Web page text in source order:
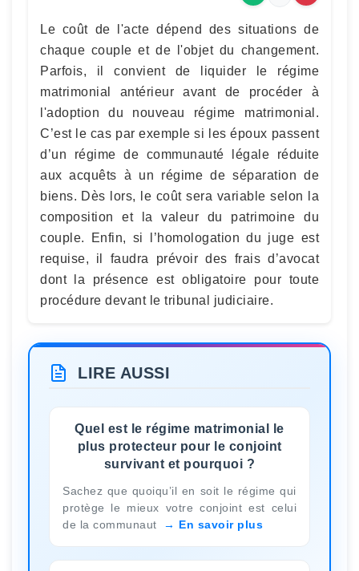
Le coût de l'acte dépend des situations de
chaque couple et de l'objet du changement.
Parfois, il convient de liquider le régime
matrimonial antérieur avant de procéder à
l'adoption du nouveau régime matrimonial.
C’est le cas par exemple si les époux passent
d’un régime de communauté légale réduite
aux acquêts à un régime de séparation de
biens. Dès lors, le coût sera variable selon la
composition et la valeur du patrimoine du
couple. Enfin, si l’homologation du juge est
requise, il faudra prévoir des frais d’avocat
dont la présence est obligatoire pour toute
procédure devant le tribunal judiciaire.
LIRE AUSSI
Quel est le régime matrimonial le
plus protecteur pour le conjoint
survivant et pourquoi ?
Sachez que quoiqu’il en soit le régime qui
protège le mieux votre conjoint est celui
de la communaut
En savoir plus